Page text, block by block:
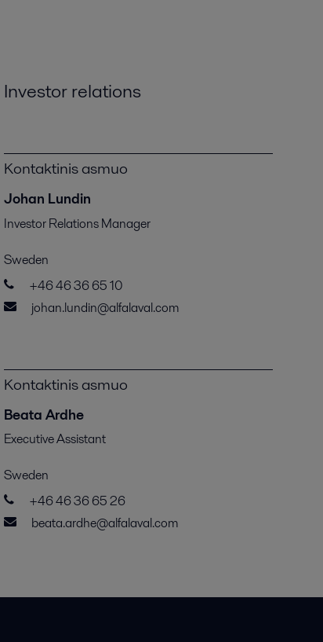
Investor relations
Kontaktinis asmuo
Johan Lundin
Investor Relations Manager
Sweden
+46 46 36 65 10
johan.lundin@alfalaval.com
Kontaktinis asmuo
Beata Ardhe
Executive Assistant
Sweden
+46 46 36 65 26
beata.ardhe@alfalaval.com